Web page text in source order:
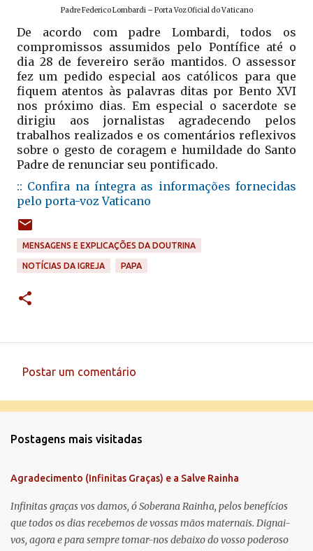
Padre Federico Lombardi – Porta Voz Oficial do Vaticano
De acordo com padre Lombardi, todos os
compromissos assumidos pelo Pontífice até o
dia 28 de fevereiro serão mantidos. O assessor
fez um pedido especial aos católicos para que
fiquem atentos às palavras ditas por Bento XVI
nos próximo dias. Em especial o sacerdote se
dirigiu aos jornalistas agradecendo pelos
trabalhos realizados e os comentários reflexivos
sobre o gesto de coragem e humildade do Santo
Padre de renunciar seu pontificado.
:: Confira na íntegra as informações fornecidas
pelo porta-voz Vaticano
MENSAGENS E EXPLICAÇÕES DA DOUTRINA
NOTÍCIAS DA IGREJA PAPA
e
t
á
r
i
Postar um comentário
Postagens mais visitadas
Agradecimento (Infinitas Graças) e a Salve Rainha
Infinitas graças vos damos, ó Soberana Rainha, pelos benefícios
que todos os dias recebemos de vossas mãos maternais. Dignai-
vos, agora e para sempre tomar-nos debaixo do vosso poderoso